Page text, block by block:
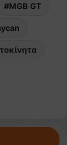
MGB GT